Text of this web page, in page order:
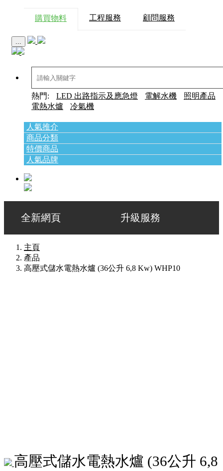
購買物料 工程服務 顧問服務
...
熱門: LED 出路指示及應急燈 電解水機
照明產品
電熱水爐
冷氣機
人氣推介
商品分類
特價商品
人氣品牌
全新網頁 升級服務
主頁
產品
高壓式儲水電熱水爐 (36公升 6,8 Kw) WHP10
高壓式儲水電熱水爐 (36公升 6,8